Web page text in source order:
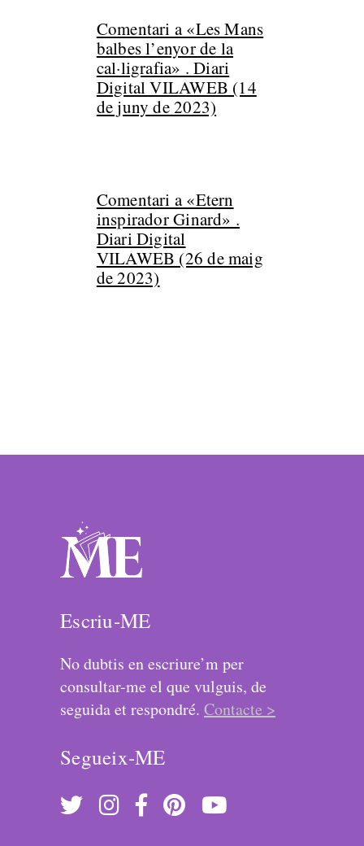
Comentari a «Les Mans
balbes l’enyor de la
cal·ligrafia» . Diari
Digital VILAWEB (14
de juny de 2023)
Comentari a «Etern
inspirador Ginard» .
Diari Digital
VILAWEB (26 de maig
de 2023)
Escriu-ME
No dubtis en escriure’m per
consultar-me el que vulguis, de
seguida et respondré. Contacte >
Segueix-ME